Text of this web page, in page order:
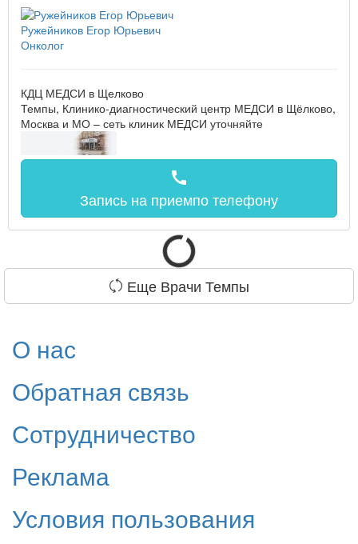
Ружейников Егор Юрьевич
Онколог
КДЦ МЕДСИ в Щелково
Темпы, Клинико-диагностический центр МЕДСИ в Щёлково,
Москва и МО – сеть клиник МЕДСИ уточняйте
call
Запись на приемпо телефону
Еще Врачи Темпы
О нас
Обратная связь
Сотрудничество
Реклама
Условия пользования